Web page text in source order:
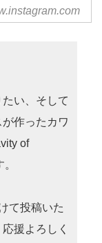
真や動画の投稿
ク。
い、そして
作ったカワ
of
て投稿いた
援よろしく